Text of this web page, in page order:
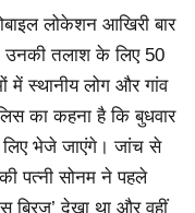
लोकेशन आखिरी बार
उनकी तलाश के लिए 50
में स्थानीय लोग और गांव
का कहना है कि बुधवार
भेजे जाएंगे। जांच से
पत्नी सोनम ने पहले
ब्रिज’ देखा था और वहीं